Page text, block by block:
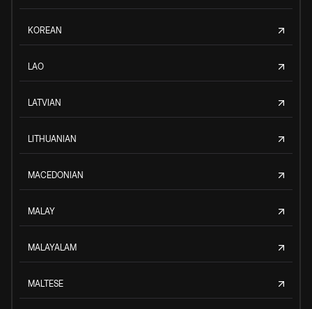
KOREAN
LAO
LATVIAN
LITHUANIAN
MACEDONIAN
MALAY
MALAYALAM
MALTESE